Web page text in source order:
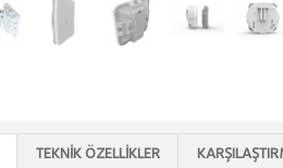
TEKNIK ÖZELLIKLER